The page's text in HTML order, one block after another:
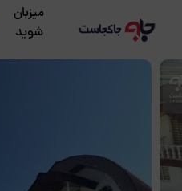
میزبان
شوید